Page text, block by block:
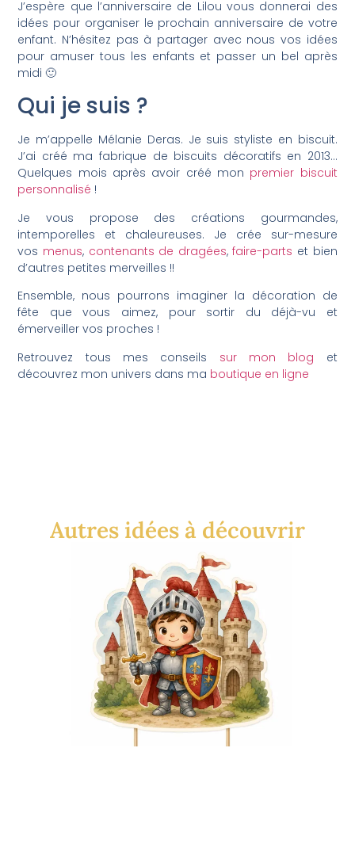
J’espère que l’anniversaire de Lilou vous donnerai des
idées pour organiser le prochain anniversaire de votre
enfant. N’hésitez pas à partager avec nous vos idées
pour amuser tous les enfants et passer un bel après
midi 🙂
Qui je suis ?
Je m’appelle Mélanie Deras. Je suis styliste en biscuit.
J’ai créé ma fabrique de biscuits décoratifs en 2013…
Quelques mois après avoir créé mon premier biscuit
personnalisé !
Je vous propose des créations gourmandes,
intemporelles et chaleureuses. Je crée sur-mesure
vos menus, contenants de dragées,faire-parts et bien
d’autres petites merveilles !!
Ensemble, nous pourrons imaginer la décoration de
fête que vous aimez, pour sortir du déjà-vu et
émerveiller vos proches !
Retrouvez tous mes conseils sur mon blog et
découvrez mon univers dans ma boutique en ligne
Autres idées à découvrir